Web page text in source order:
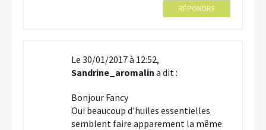
RÉPONDRE
Le 30/01/2017 à 12:52,
Sandrine_aromalin a dit :
Bonjour Fancy
Oui beaucoup d'huiles essentielles
semblent faire apparement la même